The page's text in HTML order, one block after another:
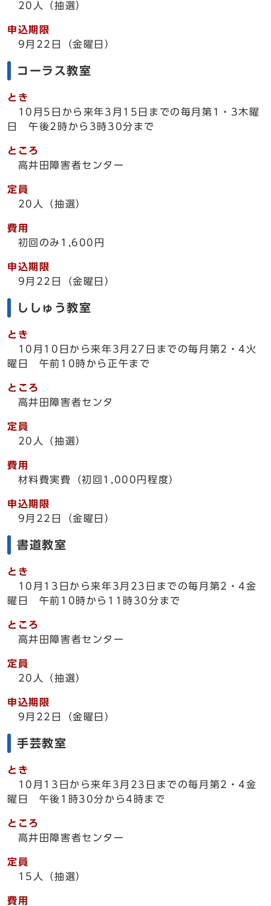
20人（抽選）
申込期限
9月22日（金曜日）
コーラス教室
とき
10月5日から来年3月15日までの毎月第1・3木曜
日 午後2時から3時30分まで
ところ
高井田障害者センター
定員
20人（抽選）
費用
初回のみ1,600円
申込期限
9月22日（金曜日）
ししゅう教室
とき
10月10日から来年3月27日までの毎月第2・4火
曜日 午前10時から正午まで
ところ
高井田障害者センタ
定員
20人（抽選）
費用
材料費実費（初回1,000円程度）
申込期限
9月22日（金曜日）
書道教室
とき
10月13日から来年3月23日までの毎月第2・4金
曜日 午前10時から11時30分まで
ところ
高井田障害者センター
定員
20人（抽選）
申込期限
9月22日（金曜日）
手芸教室
とき
10月13日から来年3月23日までの毎月第2・4金
曜日 午後1時30分から4時まで
ところ
高井田障害者センター
定員
15人（抽選）
費用